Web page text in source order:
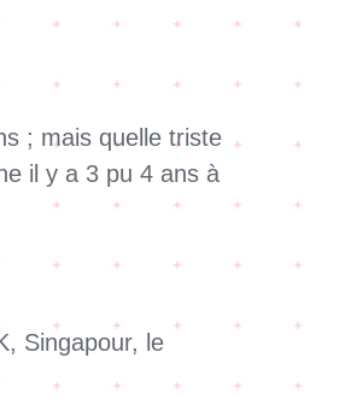
; mais quelle triste
il y a 3 pu 4 ans à
Singapour, le